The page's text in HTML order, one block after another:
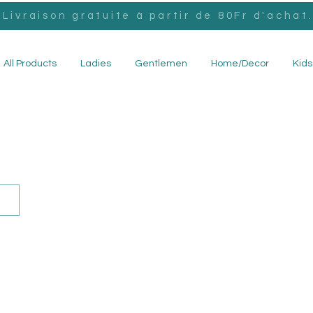
Livraison gratuite à partir de 80Fr d'achat.
All Products Ladies Gentlemen Home/Decor Kids